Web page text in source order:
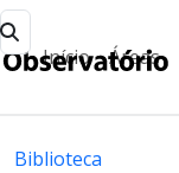
Início Áreas
Biblioteca